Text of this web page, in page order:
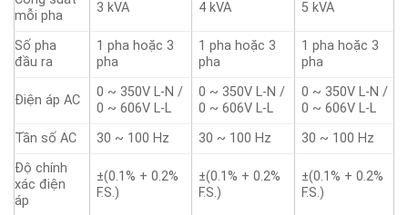
mỗi pha
3 kVA 4 kVA 5 kVA
Số pha
đầu ra
1 pha hoặc 3
pha
1 pha hoặc 3
pha
1 pha hoặc 3
pha
Điện áp AC
0 ~ 350V L-N /
0 ~ 606V L-L
0 ~ 350V L-N /
0 ~ 606V L-L
0 ~ 350V L-N /
0 ~ 606V L-L
Tần số AC
30 ~ 100 Hz 30 ~ 100 Hz
30 ~ 100 Hz
Độ chính
xác điện
áp
±(0.1% + 0.2%
F.S.)
±(0.1% + 0.2%
F.S.)
±(0.1% + 0.2%
F.S.)